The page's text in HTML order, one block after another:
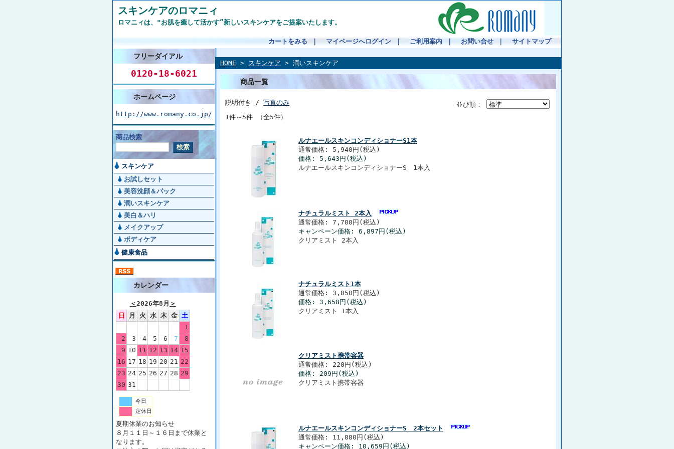
スキンケアのロマニィ
ロマニィは、"お肌を癒して活かす”新しいスキンケアをご提案いたします。
カートをみる マイページへログイン ご利用案内 お問い合せ サイトマップ
フリーダイアル
0120-18-6021
ホームページ
http://www.romany.co.jp/
商品検索
スキンケア
お試しセット
美容洗顔＆パック
潤いスキンケア
美白＆ハリ
メイクアップ
ボディケア
健康食品
カレンダー
＜2026年8月 ＞
日
月 火 水 木 金 土
1
2
3 4 5 6 7
8
9 10 11 12 13 14 15
16 17 18 19 20 21 22
23 24 25 26 27 28 29
30 31
今日
定休日
夏期休業のお知らせ
８月１１日～１６日まで休業と
なります。
HOME > スキンケア > 潤いスキンケア
商品一覧
並び順：
説明付き / 写真のみ
1件～5件 （全5件）
ルナエールスキンコンディショナーS1本
通常価格: 5,940円(税込)
価格: 5,643円(税込)
ルナエールスキンコンディショナーS 1本入
ナチュラルミスト 2本入
通常価格: 7,700円(税込)
キャンペーン価格: 6,897円(税込)
クリアミスト 2本入
ナチュラルミスト1本
通常価格: 3,850円(税込)
価格: 3,658円(税込)
クリアミスト 1本入
クリアミスト携帯容器
通常価格: 220円(税込)
価格: 209円(税込)
クリアミスト携帯容器
ルナエールスキンコンディショナーS 2本セット
通常価格: 11,880円(税込)
キャンペーン価格: 10,659円(税込)